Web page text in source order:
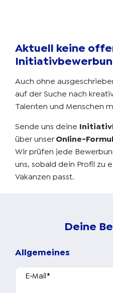
Aktuell keine
Auch ohne
auf der Suche nach
Talenten und Menschen
Sende uns deine
über unser Online-
Wir prüfen jede
uns, sobald dein Profil zu
Vakanzen passt.
Deine
Allgemeines
E-Mail*